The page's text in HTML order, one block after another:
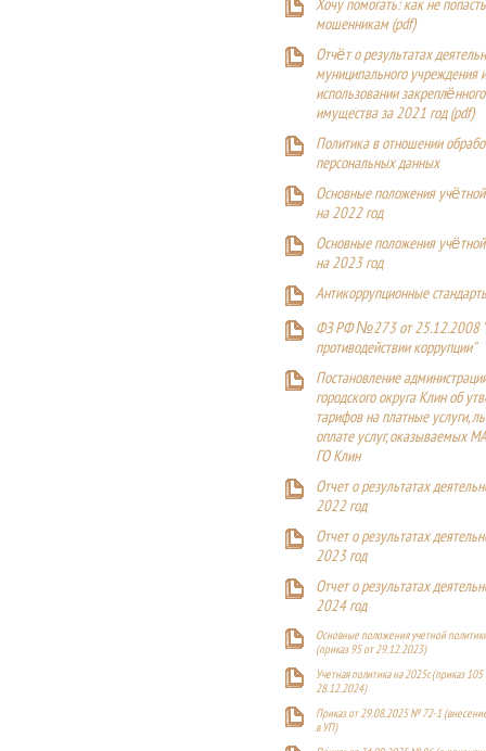
Хочу помогать: как не
мошенникам (pdf)
Отчёт о результатах
муниципального учреждения
использовании
имущества за 2021 год (pdf)
Политика в отношении
персональных данных
Основные положения
на 2022 год
Основные положения
на 2023 год
Антикоррупционные
ФЗ РФ №273 от 25.12.2008
противодействии коррупции"
Постановление
городского округа Клин об
тарифов на платные услуги,
оплате услуг, оказываемых
ГО Клин
Отчет о результатах
2022 год
Отчет о результатах
2023 год
Отчет о результатах
2024 год
Основные положения учетной
(приказ 95 от 29.12.2023)
Учетная политика на 2025г. (приказ 105
28.12.2024)
Приказ от 29.08.2025 № 72-1
в УП)